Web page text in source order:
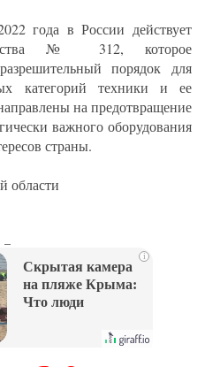
года в России действует
№ 312, которое
порядок для
категорий техники и ее
на предотвращение
важного оборудования
страны.
области
i
Скрытая камера
на пляже Крыма:
Что люди
их не видят...